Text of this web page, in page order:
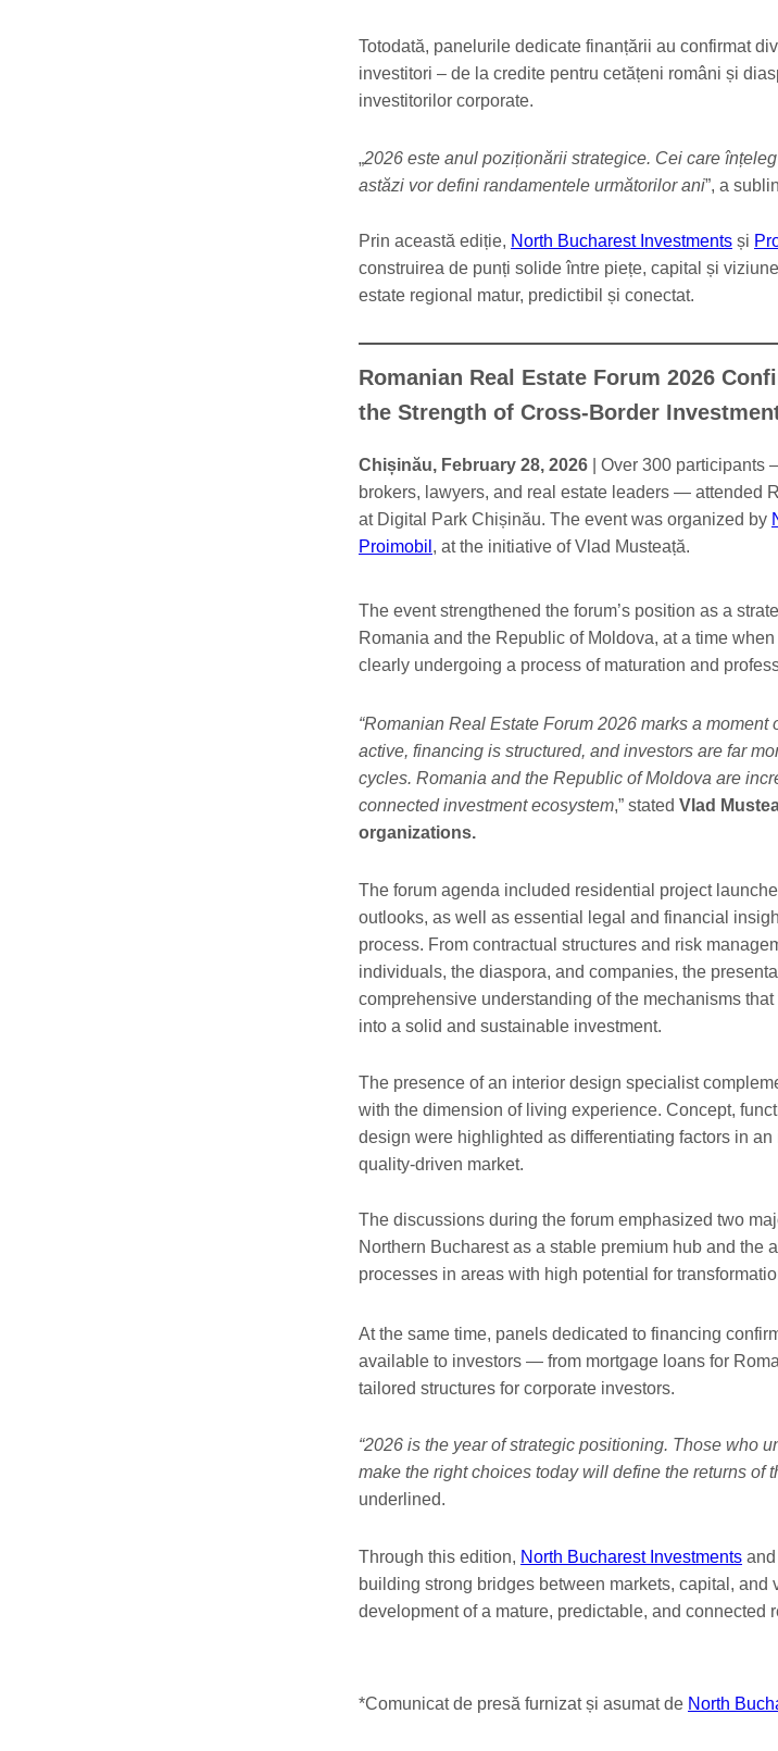
Totodată, panelurile dedicate finanțării au confirmat
investitori – de la credite pentru cetățeni români și
investitorilor corporate.
„2026 este anul poziționării strategice. Cei care
astăzi vor defini randamentele următorilor ani”, a
Prin această ediție, North Bucharest Investments și
construirea de punți solide între piețe, capital și
estate regional matur, predictibil și conectat.
Romanian Real Estate Forum 2026
the Strength of Cross-Border
Chișinău, February 28, 2026 | Over 300 participants
brokers, lawyers, and real estate leaders — attended
at Digital Park Chișinău. The event was organized by
Proimobil , at the initiative of Vlad Musteață.
The event strengthened the forum’s position as a
Romania and the Republic of Moldova, at a time
clearly undergoing a process of maturation and
“Romanian Real Estate Forum 2026 marks a moment
active, financing is structured, and investors are far
cycles. Romania and the Republic of Moldova are
connected investment ecosystem,” stated Vlad
organizations.
The forum agenda included residential project
outlooks, as well as essential legal and financial
process. From contractual structures and risk
individuals, the diaspora, and companies, the
comprehensive understanding of the mechanisms
into a solid and sustainable investment.
The presence of an interior design specialist
with the dimension of living experience. Concept,
design were highlighted as differentiating factors in
quality-driven market.
The discussions during the forum emphasized two
Northern Bucharest as a stable premium hub and the
processes in areas with high potential for
At the same time, panels dedicated to financing
available to investors — from mortgage loans for
tailored structures for corporate investors.
“2026 is the year of strategic positioning. Those who
make the right choices today will define the returns of
underlined.
Through this edition, North Bucharest Investments and
building strong bridges between markets, capital, and
development of a mature, predictable, and connected
*Comunicat de presă furnizat și asumat de North